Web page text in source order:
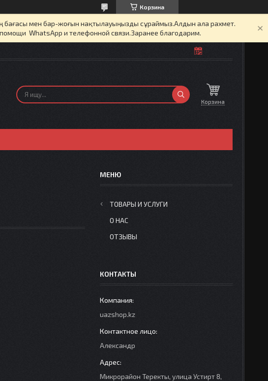
Корзина
бағасы мен бар-жоғын нақтылауыңызды сұраймыз.Алдын ала рахмет.
WhatsApp и телефонной связи.Заранее благодарим.
Корзина
ТОВАРЫ И УСЛУГИ
О НАС
ОТЗЫВЫ
КОНТАКТЫ
uazshop.kz
Александр
Микрорайон Теректы, улица Устирт 8,